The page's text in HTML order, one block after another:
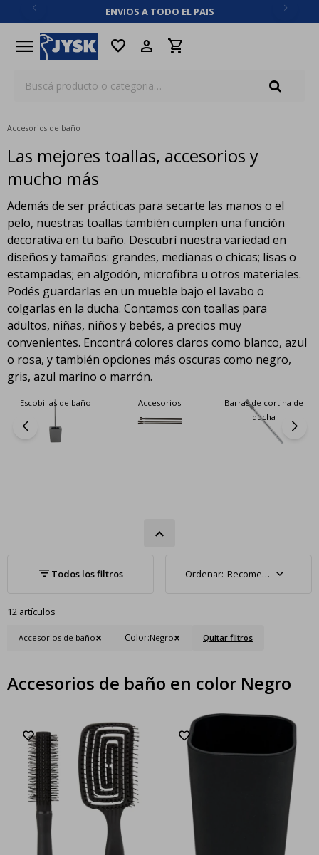
ENVIOS A TODO EL PAIS
menu favorite
Accesorios de baño
Las mejores toallas, accesorios y
mucho más
Además de ser prácticas para secarte las manos o el
pelo, nuestras toallas también cumplen una función
decorativa en tu baño. Descubrí nuestra variedad en
diseños y tamaños: grandes, medianas o chicas; lisas o
estampadas; en algodón, microfibra u otros materiales.
Podés guardarlas en un mueble bajo el lavabo o
colgarlas en la ducha. Contamos con toallas para
adultos, niñas, niños y bebés, a precios muy
convenientes. Encontrá colores claros como blanco, azul
o rosa, y también opciones más oscuras como negro,
gris, azul marino o marrón.
Escobillas de baño Accesorios
Barras de cortina de
ducha
Recomendados
12 artículos
Accesorios de baño Color:Negro Quitar filtros
Accesorios de baño en color Negro
close